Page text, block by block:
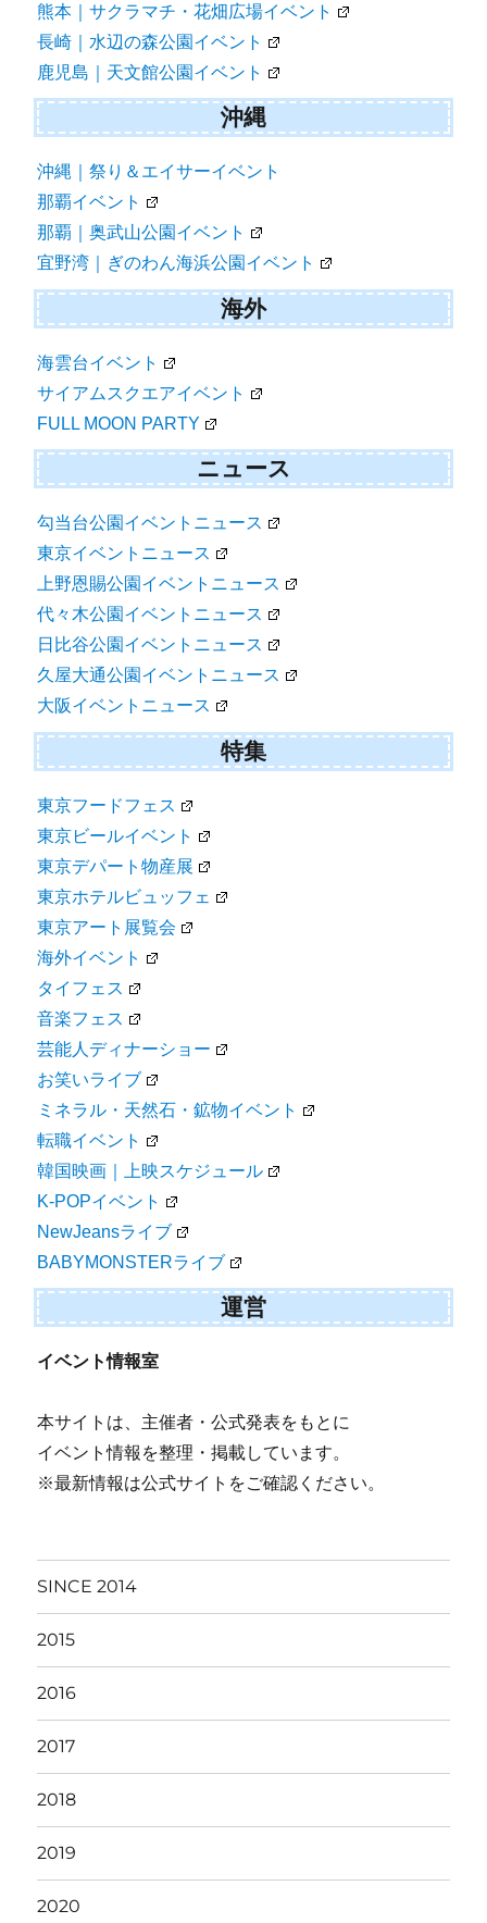
熊本｜サクラマチ・花畑広場イベント
長崎｜水辺の森公園イベント
鹿児島｜天文館公園イベント
沖縄
沖縄｜祭り＆エイサーイベント
那覇イベント
那覇｜奥武山公園イベント
宜野湾｜ぎのわん海浜公園イベント
海外
海雲台イベント
サイアムスクエアイベント
FULL MOON PARTY
ニュース
勾当台公園イベントニュース
東京イベントニュース
上野恩賜公園イベントニュース
代々木公園イベントニュース
日比谷公園イベントニュース
久屋大通公園イベントニュース
大阪イベントニュース
特集
東京フードフェス
東京ビールイベント
東京デパート物産展
東京ホテルビュッフェ
東京アート展覧会
海外イベント
タイフェス
音楽フェス
芸能人ディナーショー
お笑いライブ
ミネラル・天然石・鉱物イベント
転職イベント
韓国映画｜上映スケジュール
K-POPイベント
NewJeansライブ
BABYMONSTERライブ
運営
イベント情報室
本サイトは、主催者・公式発表をもとに
イベント情報を整理・掲載しています。
※最新情報は公式サイトをご確認ください。
SINCE 2014
2015
2016
2017
2018
2019
2020